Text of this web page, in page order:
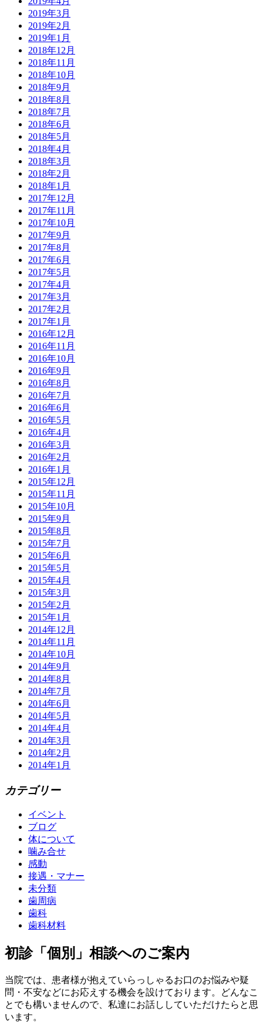
2019年3月
2019年2月
2019年1月
2018年12月
2018年11月
2018年10月
2018年9月
2018年8月
2018年7月
2018年6月
2018年5月
2018年4月
2018年3月
2018年2月
2018年1月
2017年12月
2017年11月
2017年10月
2017年9月
2017年8月
2017年6月
2017年5月
2017年4月
2017年3月
2017年2月
2017年1月
2016年12月
2016年11月
2016年10月
2016年9月
2016年8月
2016年7月
2016年6月
2016年5月
2016年4月
2016年3月
2016年2月
2016年1月
2015年12月
2015年11月
2015年10月
2015年9月
2015年8月
2015年7月
2015年6月
2015年5月
2015年4月
2015年3月
2015年2月
2015年1月
2014年12月
2014年11月
2014年10月
2014年9月
2014年8月
2014年7月
2014年6月
2014年5月
2014年4月
2014年3月
2014年2月
2014年1月
カテゴリー
イベント
ブログ
体について
噛み合せ
感動
接遇・マナー
未分類
歯周病
歯科
歯科材料
初診「個別」相談へのご案内
当院では、患者様が抱えていらっしゃるお口のお悩みや疑
問・不安などにお応えする機会を設けております。どんなこ
とでも構いませんので、私達にお話ししていただけたらと思
います。